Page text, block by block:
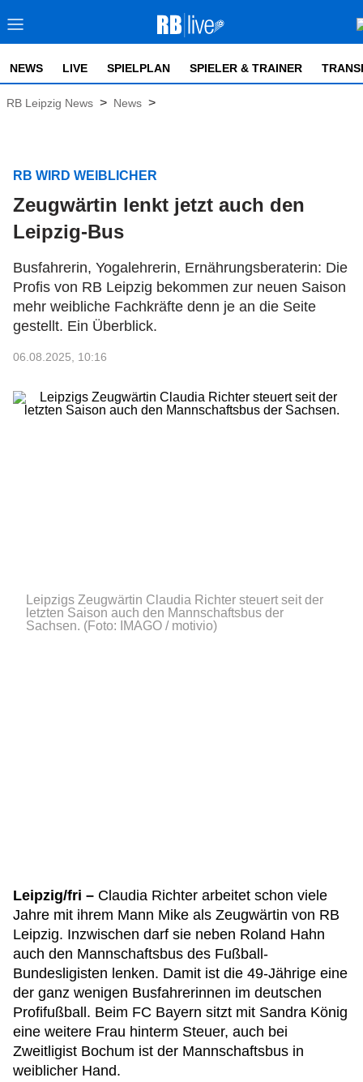
NEWS LIVE SPIELPLAN SPIELER & TRAINER
RB Leipzig News > News >
RB WIRD WEIBLICHER
Zeugwärtin lenkt jetzt auch den
Leipzig-Bus
Busfahrerin, Yogalehrerin, Ernährungsberaterin: Die
Profis von RB Leipzig bekommen zur neuen Saison
mehr weibliche Fachkräfte denn je an die Seite
gestellt. Ein Überblick.
06.08.2025, 10:16
Leipzigs Zeugwärtin Claudia Richter steuert seit der
letzten Saison auch den Mannschaftsbus der
Sachsen. (Foto: IMAGO / motivio)
Leipzig/fri – Claudia Richter arbeitet schon viele
Jahre mit ihrem Mann Mike als Zeugwärtin von RB
Leipzig. Inzwischen darf sie neben Roland Hahn
auch den Mannschaftsbus des Fußball-
Bundesligisten lenken. Damit ist die 49-Jährige eine
der ganz wenigen Busfahrerinnen im deutschen
Profifußball. Beim FC Bayern sitzt mit Sandra König
eine weitere Frau hinterm Steuer, auch bei
Zweitligist Bochum ist der Mannschaftsbus in
weiblicher Hand.